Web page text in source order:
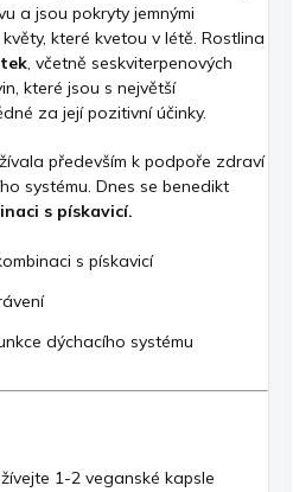
a jsou pokryty jemnými
které kvetou v létě. Rostlina
, včetně seskviterpenových
které jsou s největší
za její pozitivní účinky.
především k podpoře zdraví
systému. Dnes se benedikt
s pískavicí.
s pískavicí
dýchacího systému
1-2 veganské kapsle